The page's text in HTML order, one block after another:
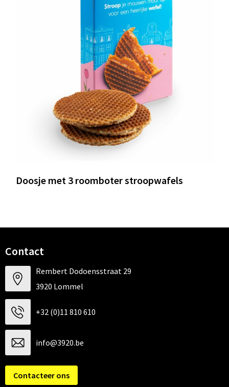
Doosje met 3 roomboter stroopwafels
Contact
Rembert Dodoensstraat 29
3920 Lommel
+32 (0)11 810 610
info@3920.be
Contacteer ons